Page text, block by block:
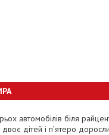
автомобілів біля
двоє дітей і пʼятеро